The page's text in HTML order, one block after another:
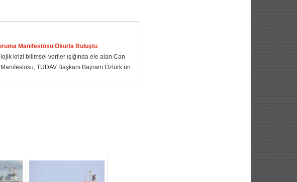
Manifestosu Okurla Buluştu
krizi bilimsel veriler ışığında ele alan Can
TÜDAV Başkanı Bayram Öztürk’ün